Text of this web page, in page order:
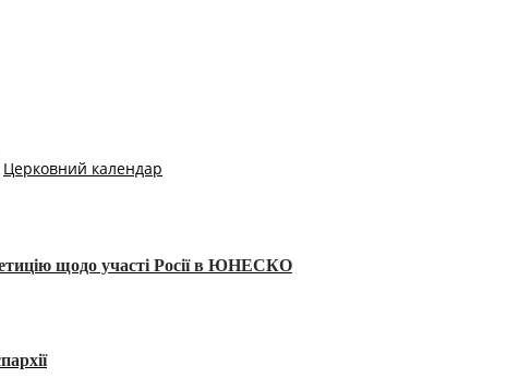
Церковний календар
щодо участі Росії в ЮНЕСКО